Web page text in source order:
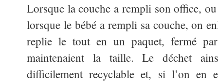
Lorsque la couche a rempli son office,
lorsque le bébé a rempli sa couche, on
replie le tout en un paquet, fermé
maintenaient la taille. Le déchet
difficilement recyclable et, si l’on en